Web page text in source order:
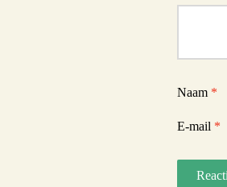
Naam *
E-mail *